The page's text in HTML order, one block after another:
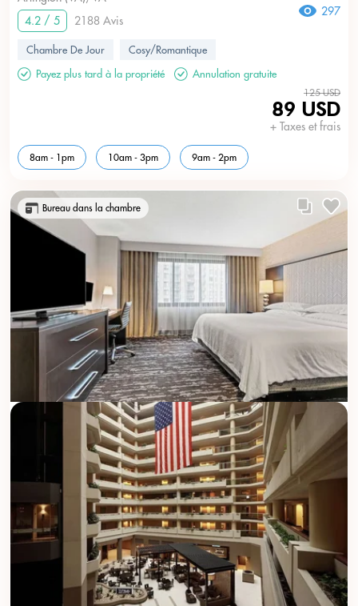
4.2 / 5
2188 Avis
297
Chambre De Jour
Cosy/Romantique
Payez plus tard à la propriété
Annulation gratuite
125 USD
89 USD
+ Taxes et frais
8am - 1pm 10am - 3pm 9am - 2pm
Bureau dans la chambre